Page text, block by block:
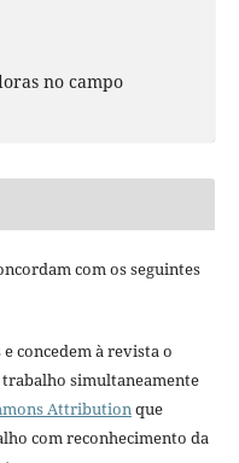
no campo
com os seguintes
concedem à revista o
simultaneamente
Attributionque
com reconhecimento da